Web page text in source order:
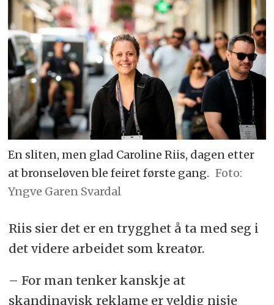
En sliten, men glad Caroline Riis, dagen etter
at bronseløven ble feiret første gang. Foto:
Yngve Garen Svardal
Riis sier det er en trygghet å ta med seg i
det videre arbeidet som kreatør.
– For man tenker kanskje at
skandinavisk reklame er veldig nisje